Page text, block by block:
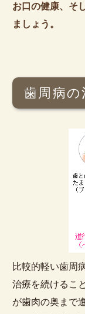
お口の健康、そ
ましょう。
歯周病の
比較的軽い歯周
治療を続けるこ
が歯肉の奥まで